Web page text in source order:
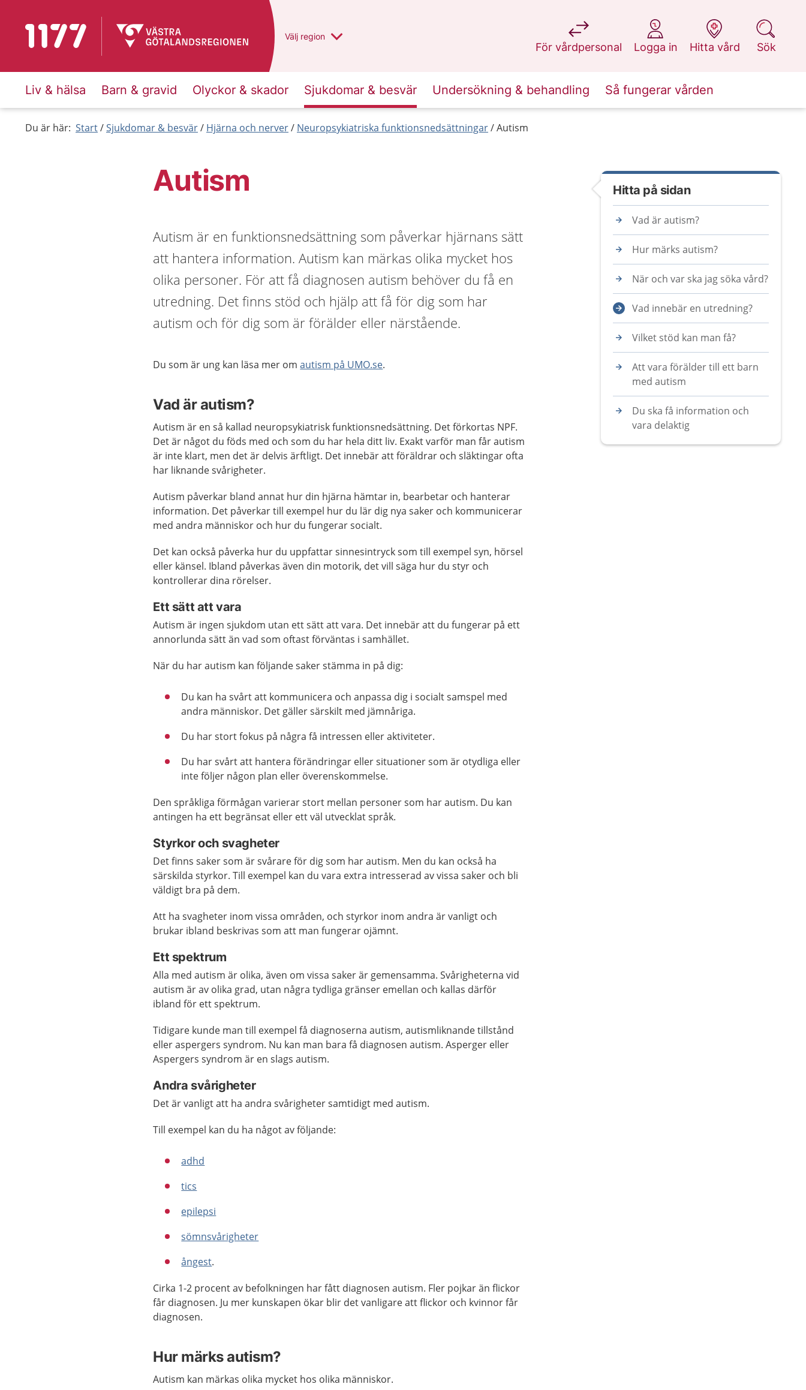
Till startsidan för 1177 Du har valt region
Välj en annan
region
För vårdpersonal
på 1177.se
Logga in
på 1177.se
Hitta vård
på 1177.se
Sök
på 1177.se
Liv & hälsa Barn & gravid Olyckor & skador Sjukdomar & besvär Undersökning & behandling Så fungerar vården
Du är här: Start Sjukdomar & besvär Hjärna och nerver Neuropsykiatriska funktionsnedsättningar Autism
Autism
Autism är en funktionsnedsättning som påverkar hjärnans sätt
att hantera information. Autism kan märkas olika mycket hos
olika personer. För att få diagnosen autism behöver du få en
utredning. Det finns stöd och hjälp att få för dig som har
autism och för dig som är förälder eller närstående.
Du som är ung kan läsa mer omautism på UMO.se.
Vad är autism?
Autism är en så kallad neuropsykiatrisk funktionsnedsättning. Det förkortas NPF.
Det är något du föds med och som du har hela ditt liv. Exakt varför man får autism
är inte klart, men det är delvis ärftligt. Det innebär att föräldrar och släktingar ofta
har liknande svårigheter.
Autism påverkar bland annat hur din hjärna hämtar in, bearbetar och hanterar
information. Det påverkar till exempel hur du lär dig nya saker och kommunicerar
med andra människor och hur du fungerar socialt.
Det kan också påverka hur du uppfattar sinnesintryck som till exempel syn, hörsel
eller känsel. Ibland påverkas även din motorik, det vill säga hur du styr och
kontrollerar dina rörelser.
Ett sätt att vara
Autism är ingen sjukdom utan ett sätt att vara. Det innebär att du fungerar på ett
annorlunda sätt än vad som oftast förväntas i samhället.
När du har autism kan följande saker stämma in på dig:
Du kan ha svårt att kommunicera och anpassa dig i socialt samspel med
andra människor. Det gäller särskilt med jämnåriga.
Du har stort fokus på några få intressen eller aktiviteter.
Du har svårt att hantera förändringar eller situationer som är otydliga eller
inte följer någon plan eller överenskommelse.
Den språkliga förmågan varierar stort mellan personer som har autism. Du kan
antingen ha ett begränsat eller ett väl utvecklat språk.
Styrkor och svagheter
Det finns saker som är svårare för dig som har autism. Men du kan också ha
särskilda styrkor. Till exempel kan du vara extra intresserad av vissa saker och bli
väldigt bra på dem.
Att ha svagheter inom vissa områden, och styrkor inom andra är vanligt och
brukar ibland beskrivas som att man fungerar ojämnt.
Ett spektrum
Alla med autism är olika, även om vissa saker är gemensamma. Svårigheterna vid
autism är av olika grad, utan några tydliga gränser emellan och kallas därför
ibland för ett spektrum.
Tidigare kunde man till exempel få diagnoserna autism, autismliknande tillstånd
eller aspergers syndrom. Nu kan man bara få diagnosen autism. Asperger eller
Aspergers syndrom är en slags autism.
Andra svårigheter
Det är vanligt att ha andra svårigheter samtidigt med autism.
Till exempel kan du ha något av följande:
adhd
tics
epilepsi
sömnsvårigheter
ångest.
Cirka 1-2 procent av befolkningen har fått diagnosen autism. Fler pojkar än flickor
får diagnosen. Ju mer kunskapen ökar blir det vanligare att flickor och kvinnor får
diagnosen.
Hur märks autism?
Autism kan märkas olika mycket hos olika människor.
Hitta på sidan
Vad är autism?
Hur märks autism?
När och var ska jag söka vård?
Vad innebär en utredning?
Vilket stöd kan man få?
Att vara förälder till ett barn
med autism
Du ska få information och
vara delaktig